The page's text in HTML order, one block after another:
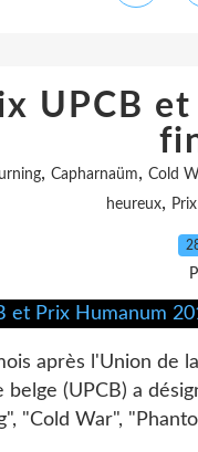
UPCB
, Capharnaüm, Cold
heureux,
après l'Union de
belge (UPCB) a
"Cold War",